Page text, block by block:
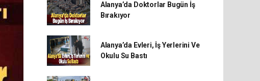
Alanya’da Doktorlar Bugün İş
Bırakıyor
Alanya’da Evleri, İş Yerlerini Ve
Okulu Su Bastı